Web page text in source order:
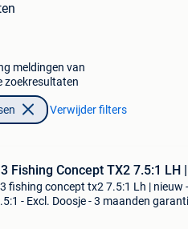
meldingen van
zoekresultaten
Verwijder filters
Fishing Concept TX2 7.5:1 LH
fishing concept tx2 7.5:1 Lh | nieuw
- Excl. Doosje - 3 maanden